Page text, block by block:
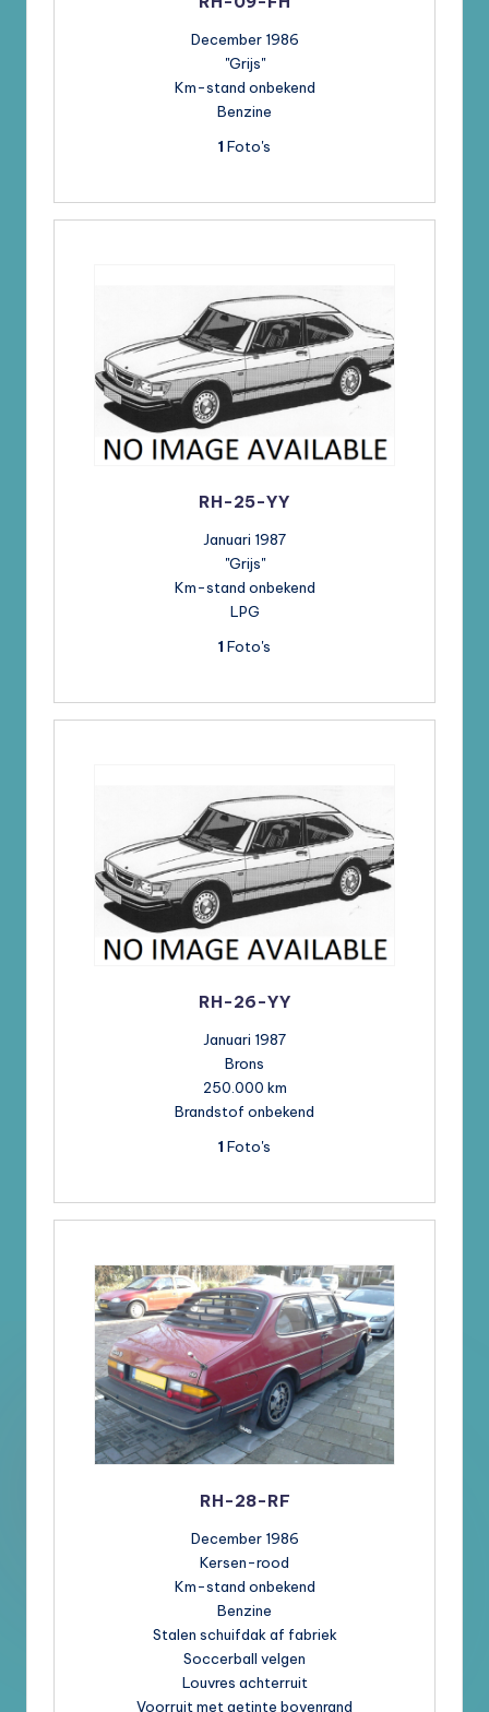
December 1986
"Grijs"
Km-stand onbekend
Benzine
1 Foto's
RH-25-YY
Januari 1987
"Grijs"
Km-stand onbekend
LPG
1 Foto's
RH-26-YY
Januari 1987
Brons
250.000 km
Brandstof onbekend
1 Foto's
RH-28-RF
December 1986
Kersen-rood
Km-stand onbekend
Benzine
Stalen schuifdak af fabriek
Soccerball velgen
Louvres achterruit
Voorruit met getinte bovenrand